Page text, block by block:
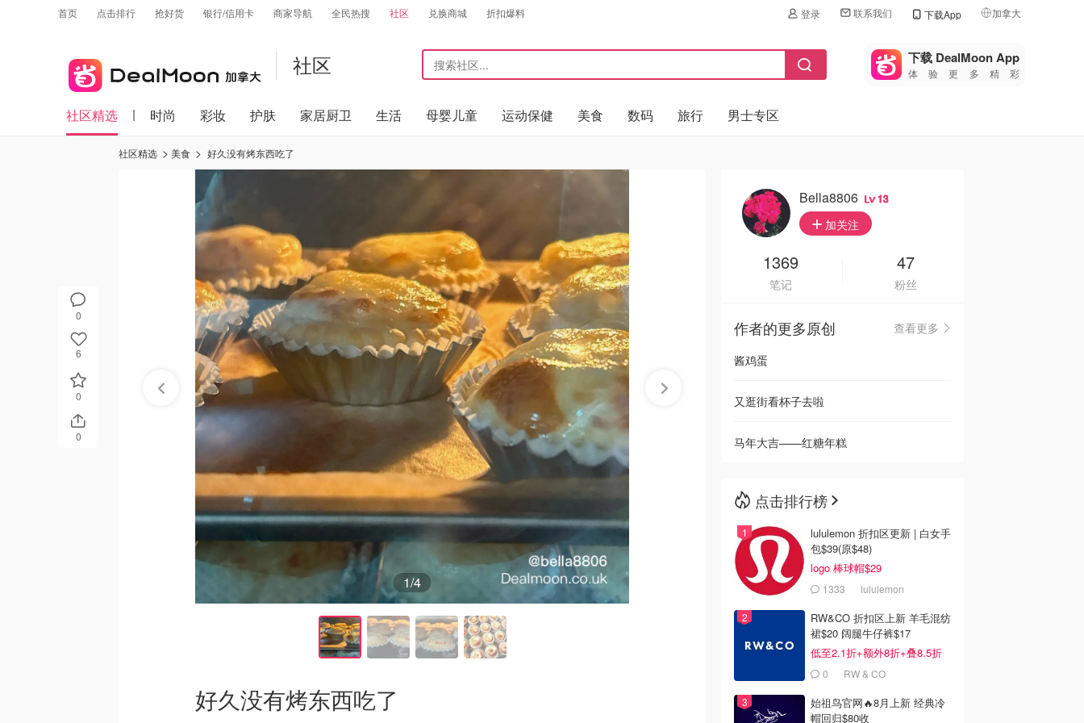
首页 点击排行 抢好货 银行/信用卡 商家导航 全民热搜 社区 兑换商城 折扣爆料 登录 联系我们 下载App 加拿大
🇺🇸
美国
🇨🇳中国
🇮🇹
🇦🇺
🇳🇿新西兰
社区 下载 DealMoon App
体验更多精彩
社区精选 时尚 彩妆 护肤 家居厨卫 生活 母婴儿童 运动保健 美食 数码 旅行 男士专区
0
6
0
0
社区精选 美食 好久没有烤东西吃了
1/4
好久没有烤东西吃了
Bella8806 13
加关注
1369
笔记
47
粉丝
作者的更多原创
查看更多
酱鸡蛋
又逛街看杯子去啦
马年大吉——红糖年糕
点击排行榜
lululemon 折扣区更新 | 白女手
包$39(原$48)
logo 棒球帽$29
1333 lululemon
RW&CO 折扣区上新 羊毛混纺
裙$20 阔腿牛仔裤$17
低至2.1折+额外8折+叠8.5折
0 RW & CO
始祖鸟官网🔥8月上新 经典冷
帽回归$80收